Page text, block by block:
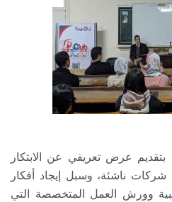
عرض تعريفي عن الابتكار
شركات ناشئة، وسبل إيجاد أفكار
وورش العمل المتخصصة التي